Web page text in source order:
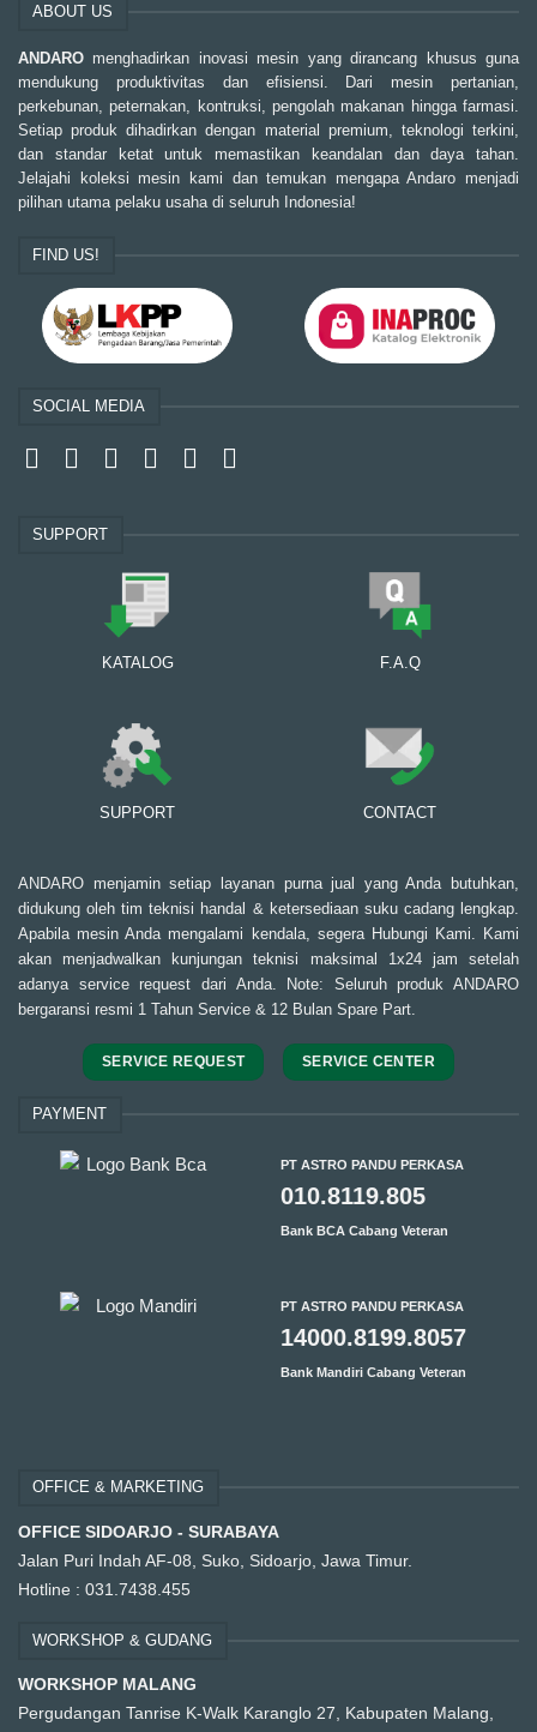
ABOUT US
ANDARO menghadirkan inovasi mesin yang dirancang khusus guna
mendukung produktivitas dan efisiensi. Dari mesin pertanian,
perkebunan, peternakan, kontruksi, pengolah makanan hingga farmasi.
Setiap produk dihadirkan dengan material premium, teknologi terkini,
dan standar ketat untuk memastikan keandalan dan daya tahan.
Jelajahi koleksi mesin kami dan temukan mengapa Andaro menjadi
pilihan utama pelaku usaha di seluruh Indonesia!
FIND US!
SOCIAL MEDIA
SUPPORT
KATALOG F.A.Q
SUPPORT CONTACT
ANDARO menjamin setiap layanan purna jual yang Anda butuhkan,
didukung oleh tim teknisi handal & ketersediaan suku cadang lengkap.
Apabila mesin Anda mengalami kendala, segera Hubungi Kami. Kami
akan menjadwalkan kunjungan teknisi maksimal 1x24 jam setelah
adanya service request dari Anda. Note: Seluruh produk ANDARO
bergaransi resmi 1 Tahun Service & 12 Bulan Spare Part.
SERVICE REQUEST SERVICE CENTER
PAYMENT
PT ASTRO PANDU PERKASA
010.8119.805
Bank BCA Cabang Veteran
PT ASTRO PANDU PERKASA
14000.8199.8057
Bank Mandiri Cabang Veteran
OFFICE & MARKETING
OFFICE SIDOARJO - SURABAYA
Jalan Puri Indah AF-08, Suko, Sidoarjo, Jawa Timur.
Hotline : 031.7438.455
WORKSHOP & GUDANG
WORKSHOP MALANG
Pergudangan Tanrise K-Walk Karanglo 27, Kabupaten Malang,